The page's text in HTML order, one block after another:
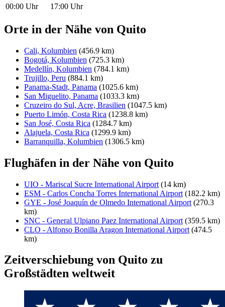
00:00 Uhr
17:00 Uhr
Orte in der Nähe von Quito
Cali, Kolumbien (456.9 km)
Bogotá, Kolumbien (725.3 km)
Medellín, Kolumbien (784.1 km)
Trujillo, Peru (884.1 km)
Panama-Stadt, Panama (1025.6 km)
San Miguelito, Panama (1033.3 km)
Cruzeiro do Sul, Acre, Brasilien (1047.5 km)
Puerto Limón, Costa Rica (1238.8 km)
San José, Costa Rica (1284.7 km)
Alajuela, Costa Rica (1299.9 km)
Barranquilla, Kolumbien (1306.5 km)
Flughäfen in der Nähe von Quito
UIO - Mariscal Sucre International Airport (14 km)
ESM - Carlos Concha Torres International Airport (182.2 km)
GYE - José Joaquín de Olmedo International Airport (270.3
km)
SNC - General Ulpiano Paez International Airport (359.5 km)
CLO - Alfonso Bonilla Aragon International Airport (474.5
km)
Zeitverschiebung von Quito zu
Großstädten weltweit